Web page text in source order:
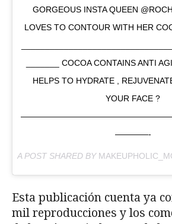
GORGEOUS INSTA QUEEN
LOVES TO CONTOUR WITH HER
_______ COCOA CONTAINS ANTI
HELPS TO HYDRATE ,
YOUR FACE ?
————-
A POST SHARED BY
Esta publicación cuenta ya
mil reproducciones y los